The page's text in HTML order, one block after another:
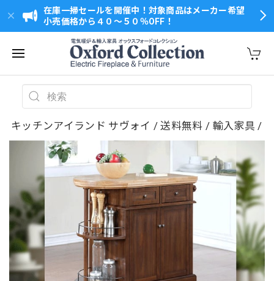
在庫一掃セールを開催中！対象商品はメーカー希望
小売価格から４０～５０％OFF！
キッチンアイランド サヴォイ / 送料無料 / 輸入家具 /